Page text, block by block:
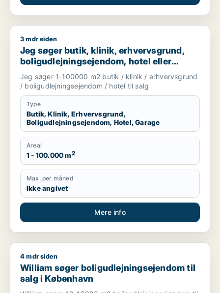
Jeg søger butik, klinik, erhvervsgrund,
3 mdr siden
Jeg søger butik, klinik, erhvervsgrund,
boligudlejningsejendom, hotel eller
garage til salg i Storkøbenhavn
Jeg søger 1-100000 m2 butik / klinik / erhvervsgrund
/ boligudlejningsejendom / hotel til salg
Type
Butik, Klinik, Erhvervsgrund,
Boligudlejningsejendom, Hotel, Garage
Areal
1 - 100.000 m2
Max. per måned
Ikke angivet
Mere info
William søger boligudlejningsejendom til salg i København
4 mdr siden
William søger boligudlejningsejendom til
salg i København